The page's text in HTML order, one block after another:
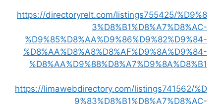
https://directoryrelt.com/listings755425/%D9%8
3%D8%B1%D8%A7%D8%AC-
%D9%85%D8%AA%D9%86%D9%82%D9%84-
%D8%AA%D8%A8%D8%AF%D9%8A%D9%84-
%D8%AA%D9%88%D8%A7%D9%8A%D8%B1
https://limawebdirectory.com/listings741562/%D
9%83%D8%B1%D8%A7%D8%AC-